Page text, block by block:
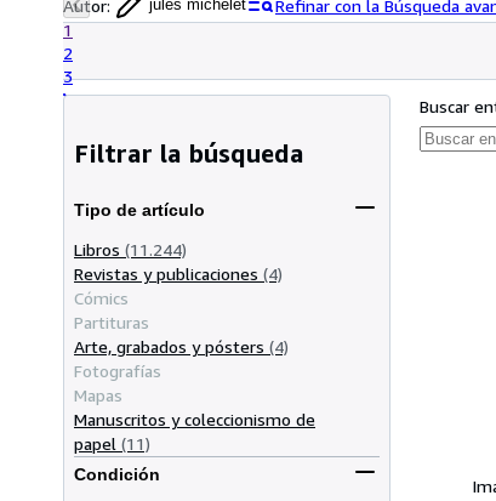
Autor: jules michelet
Refinar con la Búsqueda
1
2
3
Filtrar la búsqueda
Tipo de artículo
Libros (11.244)
Revistas y publicaciones (4)
Cómics
Partituras
Arte, grabados y pósters (4)
Fotografías
Mapas
Manuscritos y coleccionismo de
papel (11)
Condición
Buscar